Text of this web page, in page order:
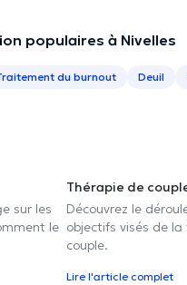
populaires à Nivelles
du burnout Deuil
sur les
le
Thérapie de
Découvrez le
objectifs visés de
couple.
Lire l'article complet